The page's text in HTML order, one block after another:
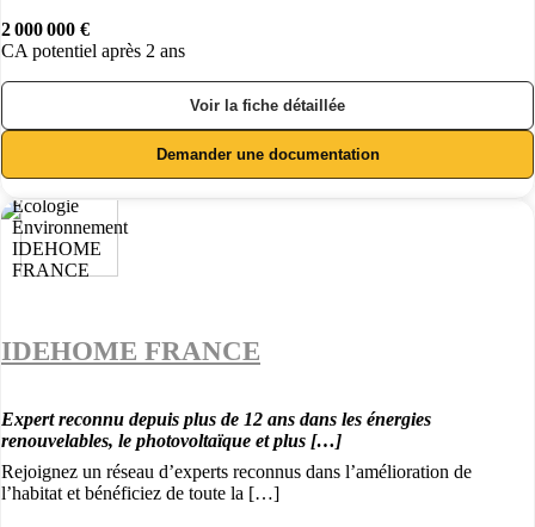
2 000 000 €
CA potentiel après 2 ans
Voir la fiche détaillée
Demander une documentation
IDEHOME FRANCE
Expert reconnu depuis plus de 12 ans dans les énergies
renouvelables, le photovoltaïque et plus […]
Rejoignez un réseau d’experts reconnus dans l’amélioration de
l’habitat et bénéficiez de toute la […]